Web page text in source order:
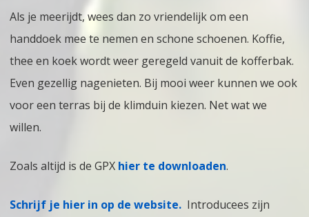
Als je meerijdt, wees dan zo vriendelijk om een
handdoek mee te nemen en schone schoenen. Koffie,
thee en koek wordt weer geregeld vanuit de kofferbak.
Even gezellig nagenieten. Bij mooi weer kunnen we ook
voor een terras bij de klimduin kiezen. Net wat we
willen.
Zoals altijd is de GPX hier te downloaden.
Schrijf je hier in op de website. Introducees zijn